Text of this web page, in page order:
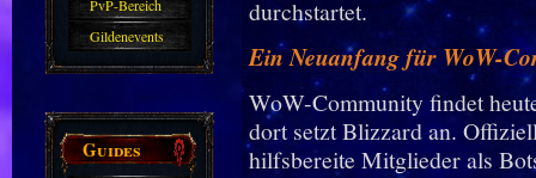
PvP-Bereich
Gildenevents
Guides
durchstartet.
Ein Neuanfang für WoW-
WoW-Community findet
dort setzt Blizzard an.
hilfsbereite Mitglieder als